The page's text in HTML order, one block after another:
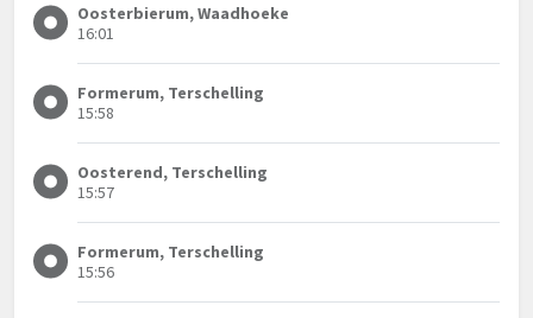
Oosterbierum, Waadhoeke
16:01
Formerum, Terschelling
15:58
Oosterend, Terschelling
15:57
Formerum, Terschelling
15:56